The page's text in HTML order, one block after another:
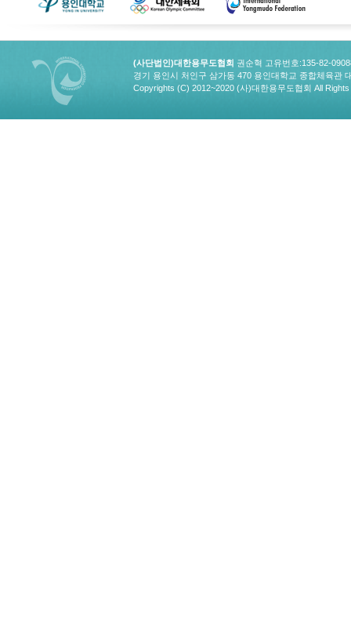
(사단법인)대한용무도협회 권순혁 고유번호:135-82-
경기 용인시 처인구 삼가동 470 용인대학교 종합체육관
Copyrights (C) 2012~2020 (사)대한용무도협회 All